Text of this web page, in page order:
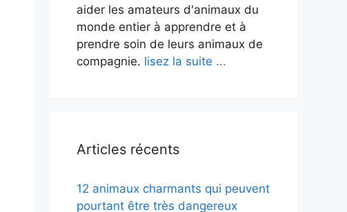
aider les amateurs d'animaux du
monde entier à apprendre et à
prendre soin de leurs animaux de
compagnie. lisez la suite ...
Articles récents
12 animaux charmants qui peuvent
pourtant être très dangereux